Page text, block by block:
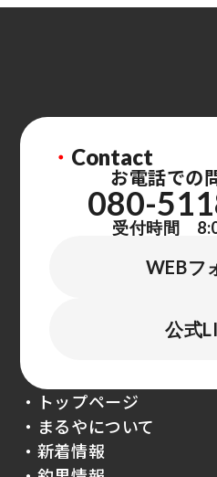
・ Contact
お電話での
080-
受付時間
WEBフ
公式
・トップページ
・まるやについて
・新着情報